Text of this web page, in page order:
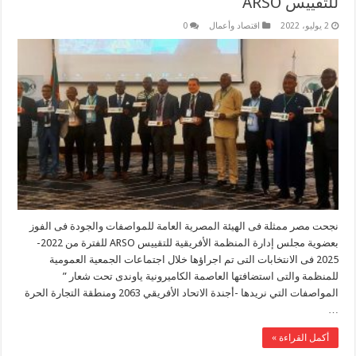
2 يوليو، 2022 اقتصاد وأعمال 0
نجحت مصر ممثلة فى الهيئة المصرية العامة للمواصفات والجودة فى الفوز
بعضوية مجلس إدارة المنظمة الأفريقية للتقييس ARSO للفترة من 2022-
2025 فى الانتخابات التى تم اجراؤها خلال اجتماعات الجمعية العمومية
للمنظمة والتى استضافتها العاصمة الكاميرونية ياوندى تحت شعار ”
المواصفات التي نريدها -أجندة الاتحاد الأفريقي 2063 ومنطقة التجارة الحرة
أكمل القراءة »